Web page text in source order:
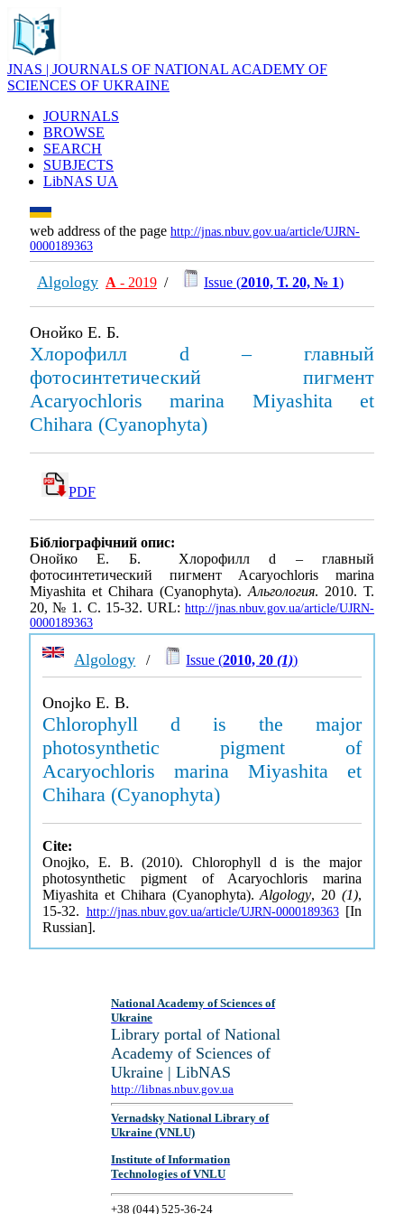
JNAS | JOURNALS OF NATIONAL ACADEMY OF
SCIENCES OF UKRAINE
JOURNALS
BROWSE
SEARCH
SUBJECTS
LibNAS UA
web address of the page http://jnas.nbuv.gov.ua/article/UJRN-
0000189363
Algology А - 2019 / Issue (2010, Т. 20, № 1)
Онойко Е. Б.
Хлорофилл d – главный
фотосинтетический пигмент
Acaryochloris marina Miyashita et
Chihara (Cyanophyta)
PDF
Бібліографічний опис:
Онойко Е. Б. Хлорофилл d – главный
фотосинтетический пигмент Acaryochloris marina
Miyashita et Chihara (Cyanophyta).Альгология. 2010. Т.
20, № 1. С. 15-32. URL: http://jnas.nbuv.gov.ua/article/UJRN-
0000189363
Algology / Issue (2010, 20(1))
Onojko E. B.
Chlorophyll d is the major
photosynthetic pigment of
Acaryochloris marina Miyashita et
Chihara (Cyanophyta)
Cite:
Onojko, E. B. (2010). Chlorophyll d is the major
photosynthetic pigment of Acaryochloris marina
Miyashita et Chihara (Cyanophyta).Algology, 20 (1),
15-32. http://jnas.nbuv.gov.ua/article/UJRN-0000189363[In
Russian].
National Academy of Sciences of
Ukraine
Library portal of National
Academy of Sciences of
Ukraine | LibNAS
http://libnas.nbuv.gov.ua
Vernadsky National Library of
Ukraine (VNLU)
Institute of Information
Technologies of VNLU
+38 (044) 525-36-24